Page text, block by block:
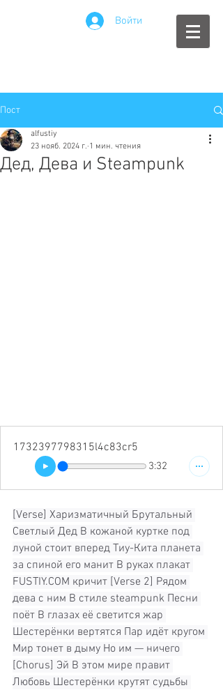
Войти
Пост
Дед, Дева и Steampunk
alfustiy
23 нояб. 2024 г. 1 мин. чтения
1732397798315l4c83cr5
3:32
[Verse] Харизматичный Брутальный
Светлый Дед В кожаной куртке под
луной стоит вперед Тиу-Кита планета
за спиной его манит В руках плакат
FUSTIY.COM кричит [Verse 2] Рядом
дева с ним В стиле steampunk Песни
поёт В глазах её светится жар
Шестерёнки вертятся Пар идёт кругом
Мир тонет в дыму Но им — ничего
[Chorus] Эй В этом мире правит
Любовь Шестерёнки крутят судьбы